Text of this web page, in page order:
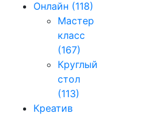
Онлайн (118)
Мастер
класс
(167)
Круглый
стол
(113)
Креатив